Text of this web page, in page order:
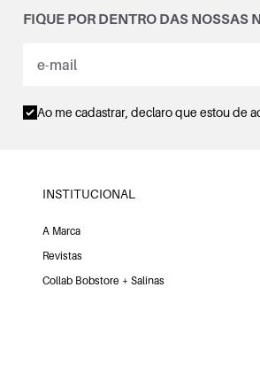
FIQUE POR DENTRO DAS NOSSAS
Ao me cadastrar, declaro que estou de
INSTITUCIONAL
A Marca
Revistas
Collab Bobstore + Salinas